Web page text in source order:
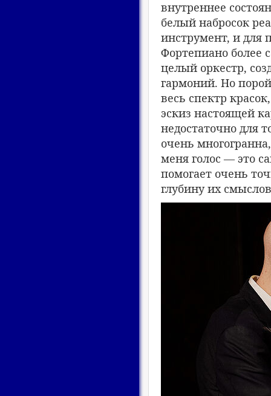
внутреннее
белый набросок
инструмент, и для
Фортепиано более
целый оркестр,
гармоний. Но
весь спектр
эскиз настоящей
недостаточно для
очень
меня голос — это
помогает очень
глубину их